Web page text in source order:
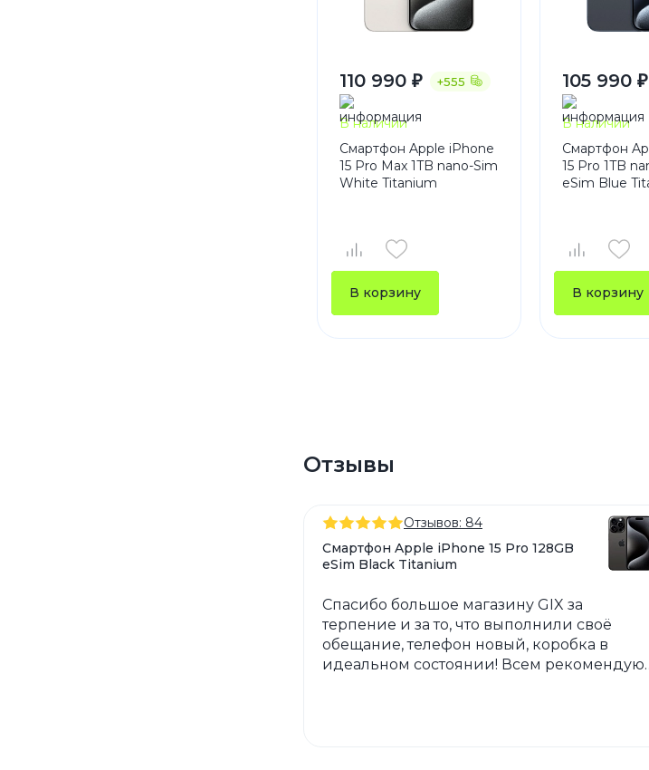
+555
110 990 ₽
В наличии
Смартфон Apple iPhone
15 Pro Max 1TB nano-Sim
White Titanium
В корзину
105 990 ₽
В наличии
Смартфон
15 Pro 1TB
eSim Blue
В корзину
Отзывы
Отзывов: 84
Смартфон Apple iPhone 15 Pro 128GB
eSim Black Titanium
Спасибо большое магазину GIX за
терпение и за то, что выполнили своё
обещание, телефон новый, коробка в
идеальном состоянии! Всем рекомендую